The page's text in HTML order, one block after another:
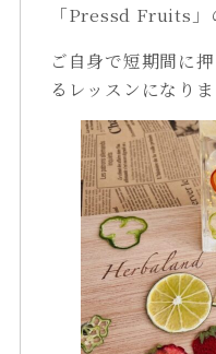
「Pressd Fruits」
ご自身で短期間に
るレッスンになりま